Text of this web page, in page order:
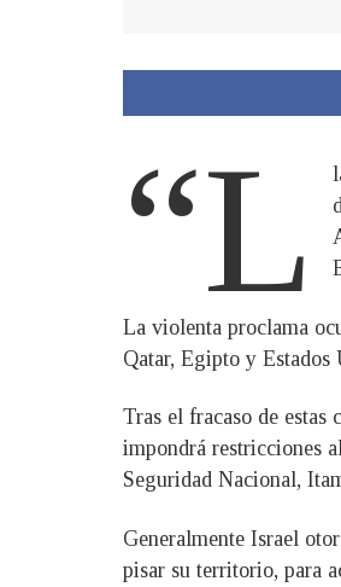
“L
La violenta proclama
Qatar, Egipto y Estados
Tras el fracaso de estas
impondrá restricciones
Seguridad Nacional,
Generalmente Israel
pisar su territorio, para